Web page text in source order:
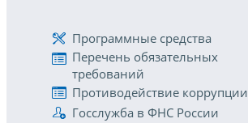
Программные средства
Перечень обязательных
требований
Противодействие коррупции
Госслужба в ФНС России